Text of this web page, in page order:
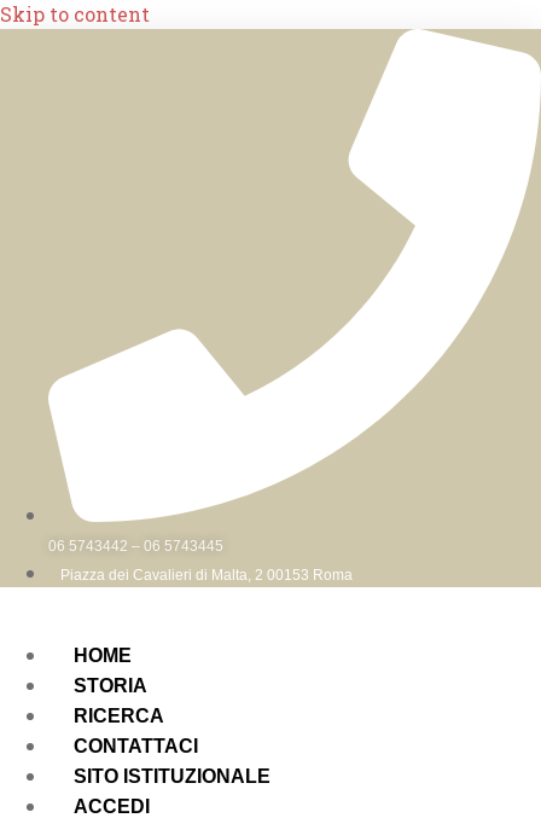
Skip to content
06 5743442 – 06 5743445
Piazza dei Cavalieri di Malta, 2 00153 Roma
HOME
STORIA
RICERCA
CONTATTACI
SITO ISTITUZIONALE
ACCEDI